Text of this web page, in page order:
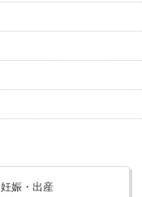
妊娠・出産